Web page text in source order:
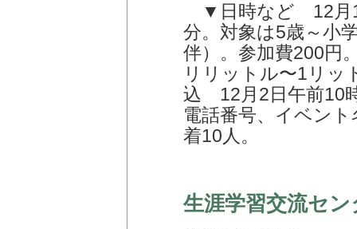
▼日時など 12月
分。対象は5歳～小
伴）。参加費200円
リリットル〜1リ
込 12月2日午前10
電話番号、イベン
着10人。
生涯学習交流セン